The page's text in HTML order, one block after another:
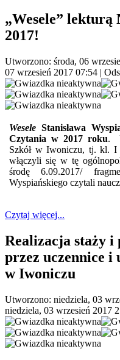
„Wesele” lekturą
2017!
Utworzono: środa, 06
07 wrzesień 2017 07:54 |
Wesele Stanisława
Czytania w 2017 roku.
Szkół w Iwoniczu, tj. kl.
włączyli się w tę
środę 6.09.2017/
Wyspiańskiego czytali
Czytaj więcej...
Realizacja staży i
przez uczennice i
w Iwoniczu
Utworzono: niedziela, 03
niedziela, 03 wrzesień 2017